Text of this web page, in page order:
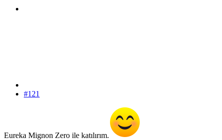
#121
Eureka Mignon Zero ile katılırım.